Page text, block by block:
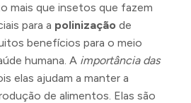
mais que insetos que fazem
para a polinização de
benefícios para o meio
humana. A importância das
elas ajudam a manter a
de alimentos. Elas são